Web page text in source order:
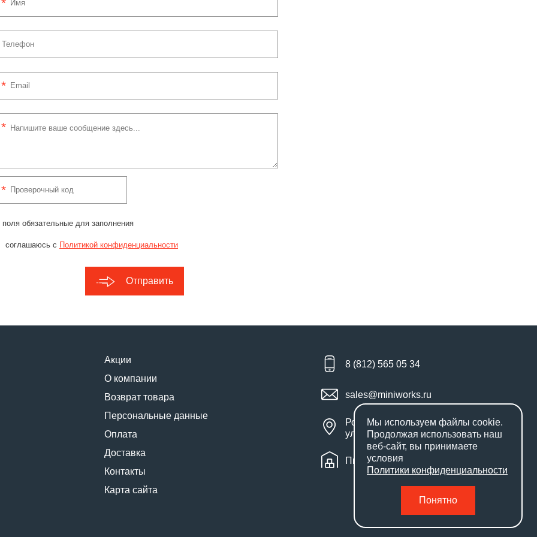
обязательные для заполнения
соглашаюсь с Политикой конфиденциальности
Отправить
Акции
О компании
Возврат товара
Персональные данные
Оплата
Доставка
Контакты
Карта сайта
8 (812) 565 05 34
sales@miniworks.ru
Россия, Санкт-Петербург,
улица Маршала Новикова, 28Е
Пн – Пт: с 9:00 до 18:00
Мы используем файлы cookie.
Продолжая использовать наш
веб-сайт, вы принимаете
условия
Политики конфиденциальности
Понятно